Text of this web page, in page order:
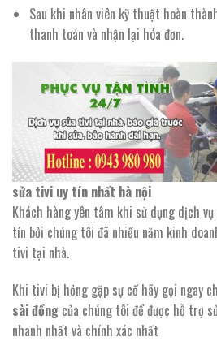
Sau khi nhân viên kỹ thuật hoàn
thanh toán và nhận lại hóa đơn.
sửa tivi uy tín nhất hà nội
Khách hàng yên tâm khi sử dụng dịch
tín bởi chúng tôi đã nhiều năm kinh
tivi tại nhà.
Khi tivi bị hỏng gặp sự cố hãy gọi ngay
sài đồng của chúng tôi để được hỗ trợ
nhanh nhất và chính xác nhất